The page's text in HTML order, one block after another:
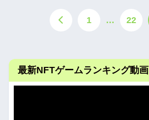
1 … 22
最新NFTゲームランキング動画